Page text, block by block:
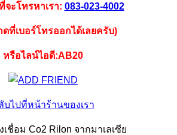
จะโทรหาเรา: 083-023-4002
ที่เบอร์โทรออกได้เลยครับ)
หรือไลน์ไอดี:AB20
บไปที่หน้าร้านของเรา
เชื่อม Co2 Rilon จากมาเลเซีย